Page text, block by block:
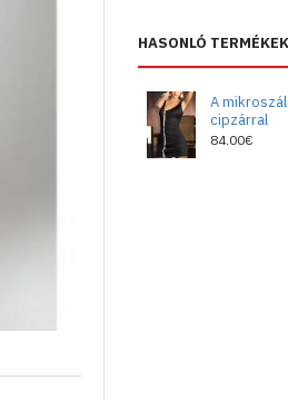
HASONLÓ TERMÉKEK
A
cipzárral
84.00€